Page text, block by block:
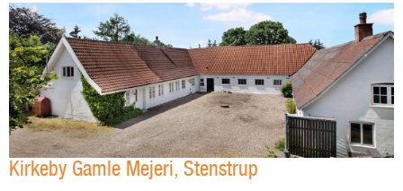
Kirkeby Gamle Mejeri, Stenstrup